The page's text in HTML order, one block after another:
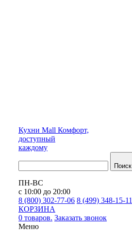
Кухни Mall Комфорт,
доступный
каждому
Поиск
ПН-ВС
с 10:00 до 20:00
8 (800) 302-77-06 8 (499) 348-15-11
КОРЗИНА
0 товаров. Заказать звонок
Меню